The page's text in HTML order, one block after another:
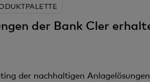
der Bank Cler
der nachhaltigen